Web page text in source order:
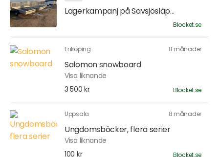
Lagerkampanj på Sävsjösläp...
Blocket.se
Enköping 8 månader
Salomon snowboard
Visa liknande
3 500 kr
Blocket.se
Uppsala 8 månader
Ungdomsböcker, flera serier
Visa liknande
100 kr
Blocket.se